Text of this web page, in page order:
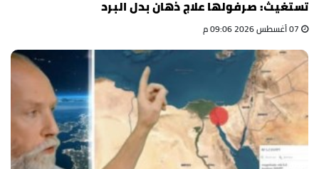
تستغيث: صرفولها علاج ذهان بدل البرد